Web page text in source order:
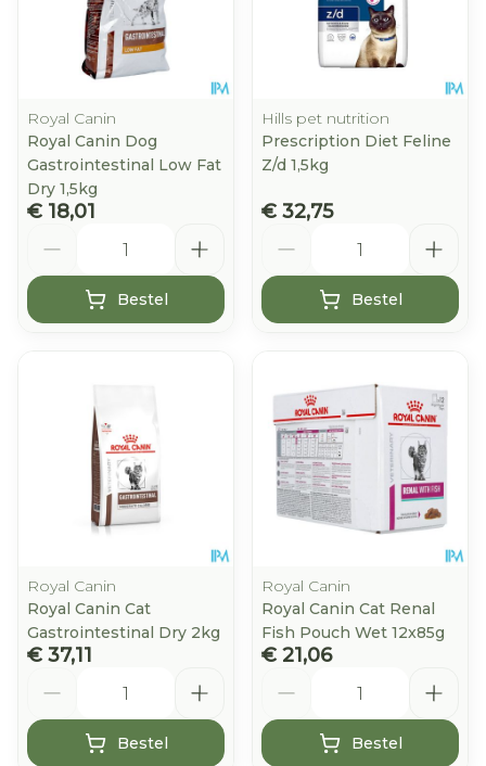
Royal Canin
Royal Canin Dog
Gastrointestinal Low Fat
Dry 1,5kg
€ 18,01
Bestel
Hills pet nutrition
Prescription Diet Feline
Z/d 1,5kg
€ 32,75
Bestel
Royal Canin
Royal Canin Cat
Gastrointestinal Dry 2kg
€ 37,11
Bestel
Royal Canin
Royal Canin Cat Renal
Fish Pouch Wet 12x85g
€ 21,06
Bestel